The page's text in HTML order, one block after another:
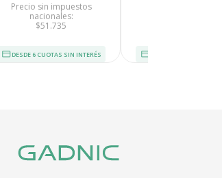
Precio sin impuestos
nacionales:
$51.735
DESDE 6 CUOTAS SIN INTERÉS